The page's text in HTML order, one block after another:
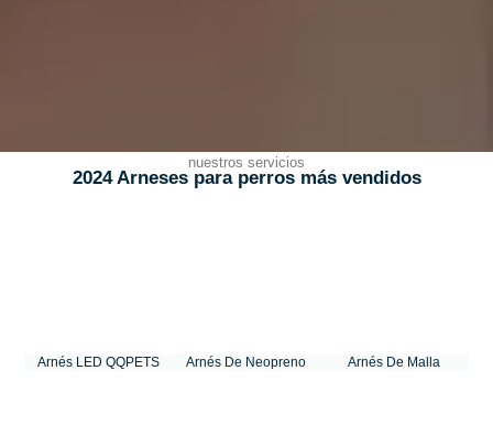
nuestros servicios
2024 Arneses para perros más vendidos
Arnés LED QQPETS Arnés De Neopreno Arnés De Malla